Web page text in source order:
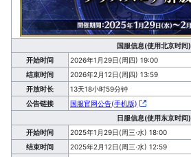
国服信息(使用北京时间)
开始时间
2026年1月29日(周四) 19:00
结束时间
2026年2月12日(周四) 13:59
开放时长
13天18小时59分钟
公告链接
国服官网公告(手机版)
日服信息(使用东京时间)
开始时间
2025年1月29日(周三·水) 18:00
结束时间
2025年2月12日(周三·水) 12:59